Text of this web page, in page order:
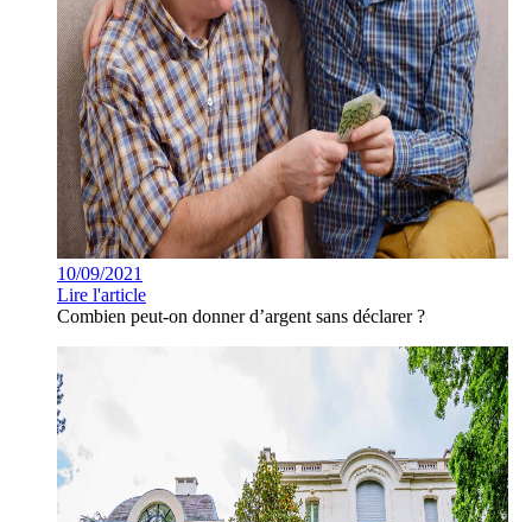
10/09/2021
Lire l'article
Combien peut-on donner d’argent sans déclarer ?